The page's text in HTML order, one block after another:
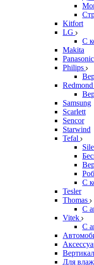
Kitfort
LG
С
Makita
Panasonic
Philips
Redmond
Samsung
Scarlett
Sencor
Starwind
Tefal
С
Tesler
Thomas
С
Vitek
С
Для